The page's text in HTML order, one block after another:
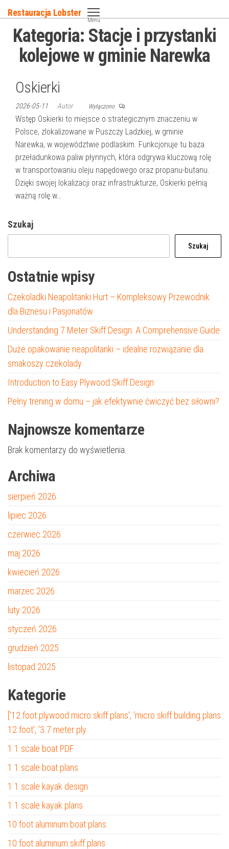
do
treści
Restauracja Lobster
Menu
Kategoria: Stacje i przystanki
kolejowe w gminie Narewka
Oskierki
2026-05-11 Autor Wyłączono
Wstęp Oskierki to miejsce o strategicznym znaczeniu w
Polsce, zlokalizowane w Puszczy Ladzkiej, w gminie
Narewka, w województwie podlaskim. Funkcjonuje tu baza
przeładunkowa paliw płynnych, która odgrywa kluczową rolę
w transportowaniu oleju napędowego oraz propanu-butanu.
Dzięki swojej lokalizacji oraz infrastrukturze, Oskierki pełnią
ważną rolę w…
Szukaj
Szukaj
Ostatnie wpisy
Czekoladki Neapolitanki Hurt – Kompleksowy Przewodnik
dla Biznesu i Pasjonatów
Understanding 7 Meter Skiff Design: A Comprehensive Guide
Duże opakowanie neapolitanki – idealne rozwiązanie dla
smakoszy czekolady
Introduction to Easy Plywood Skiff Design
Pełny trening w domu – jak efektywnie ćwiczyć bez siłowni?
Najnowsze komentarze
Brak komentarzy do wyświetlenia.
Archiwa
sierpień 2026
lipiec 2026
czerwiec 2026
maj 2026
kwiecień 2026
marzec 2026
luty 2026
styczeń 2026
grudzień 2025
listopad 2025
Kategorie
['12 foot plywood micro skiff plans', 'micro skiff building plans
12 foot', '3.7 meter ply
1 1 scale boat PDF
1 1 scale boat plans
1 1 scale kayak design
1 1 scale kayak plans
10 foot aluminum boat plans
10 foot aluminum skiff plans